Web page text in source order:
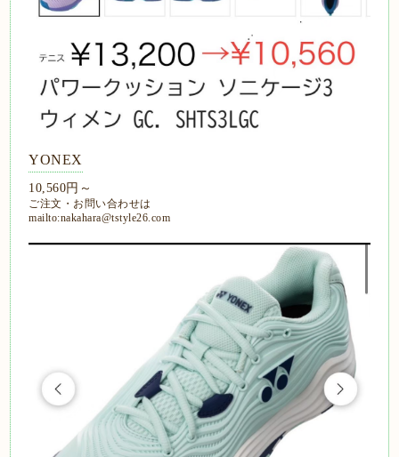
YONEX
10,560円～
ご注文・お問い合わせは
mailto:nakahara@tstyle26.com